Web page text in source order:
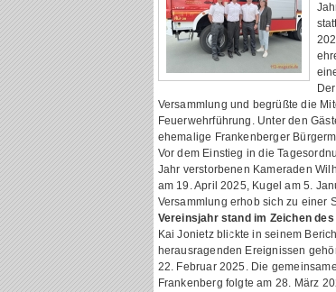
Versammlung und begrüßte die
Feuerwehrführung. Unter den
ehemalige Frankenberger
Vor dem Einstieg in die
Jahr verstorbenen Kameraden
am 19. April 2025, Kugel am 5.
Versammlung erhob sich zu einer
Vereinsjahr stand im Zeichen
Kai Jonietz blickte in seinem
herausragenden Ereignissen
22. Februar 2025. Die
Frankenberg folgte am 28. März